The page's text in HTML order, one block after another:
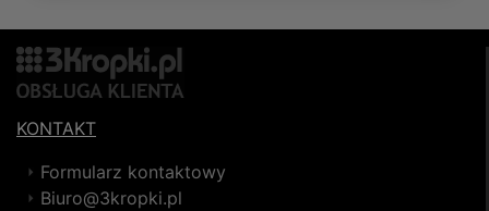
KONTAKT
Formularz kontaktowy
Biuro@3kropki.pl